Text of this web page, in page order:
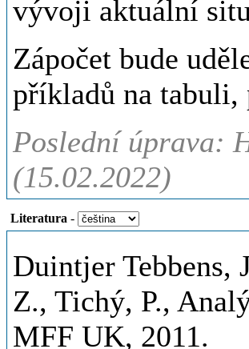
vývoji aktuální
Zápočet bude
příkladů na
Poslední úprava:
(15.02.2022)
Literatura -
Duintjer Tebbens,
Z., Tichý, P.,
MFF UK, 2011.